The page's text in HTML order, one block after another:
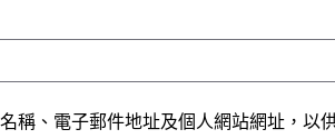
稱、電子郵件地址及個人網站網址，以